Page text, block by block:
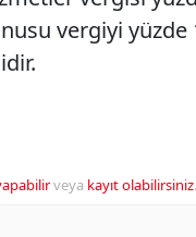
vergiyi
veya kayıt olabilirsiniz.